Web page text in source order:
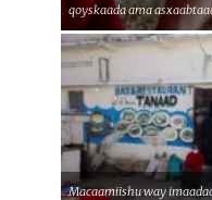
qoyskaada ama
Macaamiishu way